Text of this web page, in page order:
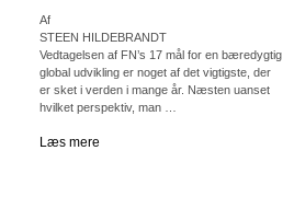
Af
STEEN HILDEBRANDT
Vedtagelsen af FN’s 17 mål for en bæredygtig
global udvikling er noget af det vigtigste, der
er sket i verden i mange år. Næsten uanset
hvilket perspektiv, man …
Læs mere